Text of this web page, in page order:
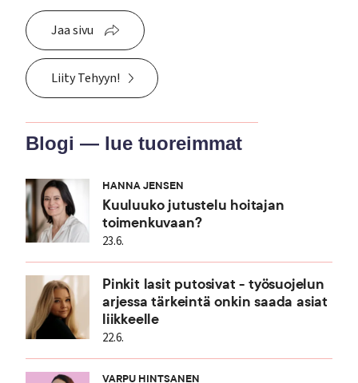
Jaa sivu
Liity Tehyyn!
Blogi — lue tuoreimmat
HANNA JENSEN
Kuuluuko jutustelu hoitajan
toimenkuvaan?
23.6.
Pinkit lasit putosivat - työsuojelun
arjessa tärkeintä onkin saada asiat
liikkeelle
22.6.
VARPU HINTSANEN